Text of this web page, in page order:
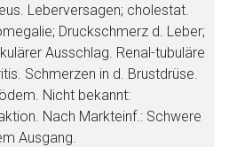
Leberversagen; cholestat.
Druckschmerz d. Leber;
Ausschlag. Renal-tubuläre
Schmerzen in d. Brustdrüse.
Nicht bekannt:
Nach Markteinf.: Schwere
Ausgang.